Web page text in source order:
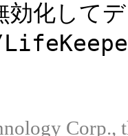
効化して
Corp.,